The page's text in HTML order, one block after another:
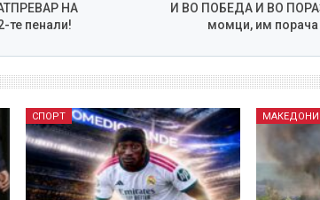
НА
те пенали!
И ВО ПОБЕДА И ВО
момци, им порача
СПОРТ